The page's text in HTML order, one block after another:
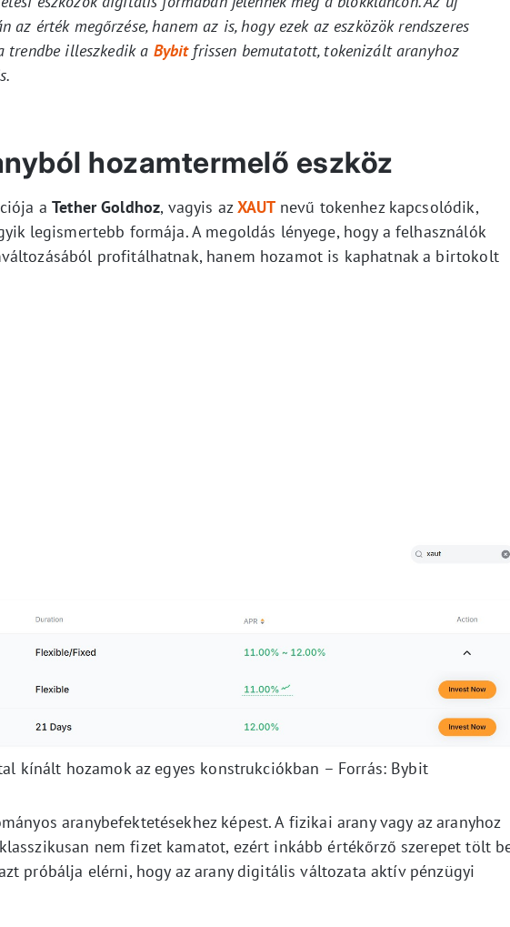
az érték megőrzése, hanem az is, hogy ezek az eszközök rendszeres
trendbe illeszkedik a Bybitfrissen bemutatott, tokenizált aranyhoz
hozamtermelő eszköz
aTether Goldhoz, vagyis azXAUT nevű tokenhez kapcsolódik,
legismertebb formája. A megoldás lényege, hogy a felhasználók
profitálhatnak, hanem hozamot is kaphatnak a birtokolt
kínált hozamok az egyes konstrukciókban – Forrás: Bybit
aranybefektetésekhez képest. A fizikai arany vagy az aranyhoz
nem fizet kamatot, ezért inkább értékőrző szerepet tölt
próbálja elérni, hogy az arany digitális változata aktív pénzügyi